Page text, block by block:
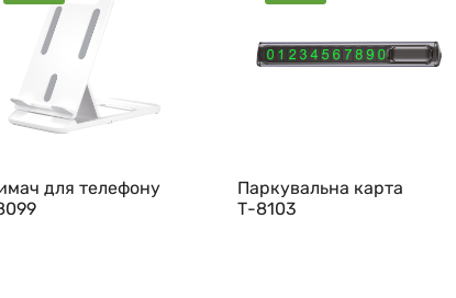
для телефону
Паркувальна карта
Т-8103